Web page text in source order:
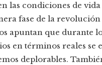
las condiciones de
fase de la
apuntan que durante
en términos reales se
deplorables.